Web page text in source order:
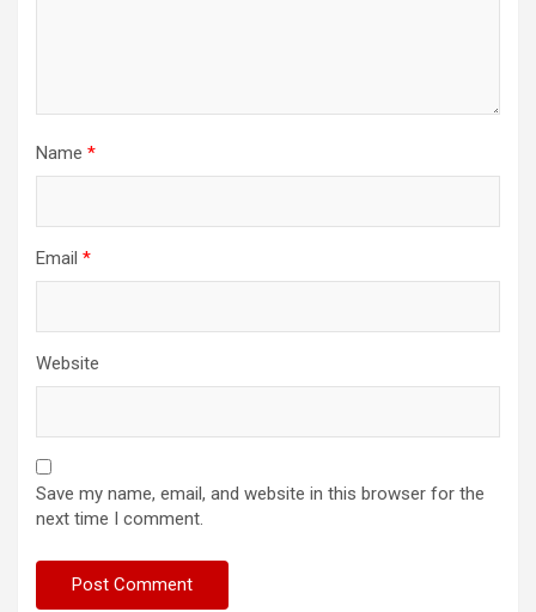
Name *
Email *
Website
Save my name, email, and website in this browser for the
next time I comment.